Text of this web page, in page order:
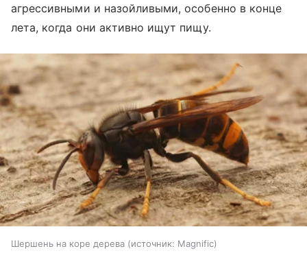
агрессивными и назойливыми, особенно в конце
лета, когда они активно ищут пищу.
Шершень на коре дерева источник: Magnific